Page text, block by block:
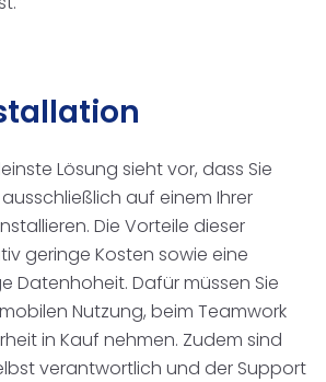
Lösung sieht vor, dass Sie
auf einem Ihrer
Die Vorteile dieser
geringe Kosten sowie eine
Datenhoheit. Dafür müssen Sie
Nutzung, beim Teamwork
in Kauf nehmen. Zudem sind
verantwortlich und der Support